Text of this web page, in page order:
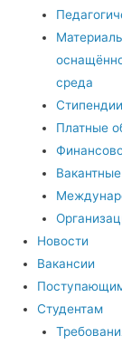
среда
Платные
Новости
Вакансии
Студентам